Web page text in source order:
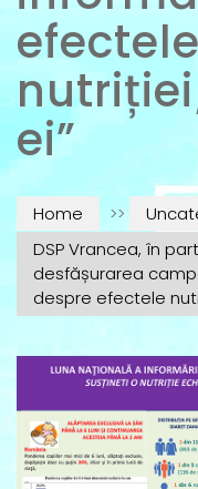
efectele
ei”
Home >>
DSP Vrancea, în
desfășurarea
despre efectele